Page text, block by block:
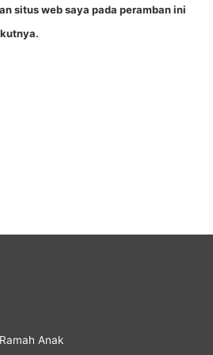
situs web saya pada peramban ini
Anak